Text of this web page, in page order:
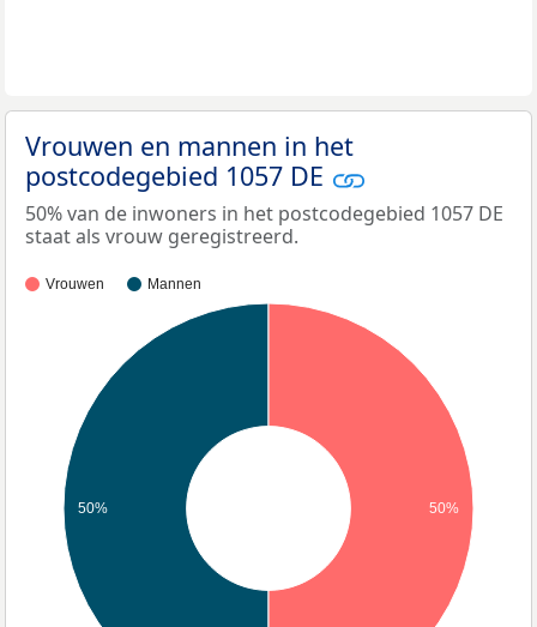
Vrouwen en mannen in het
postcodegebied 1057 DE
50% van de inwoners in het postcodegebied 1057 DE
staat als vrouw geregistreerd.
Vrouwen Mannen
50% 50%